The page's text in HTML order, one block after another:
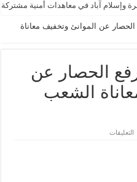
وإسلام آباد في معاهدات أمنية
عن الموانئ وتخفيف معاناة
الحصار عن
الشعب
التعليقات